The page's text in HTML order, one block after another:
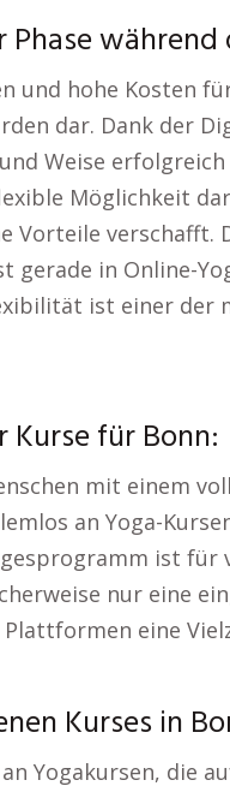
während
und hohe Kosten
dar. Dank der
Weise
Möglichkeit
Vorteile verschafft.
gerade in Online-
ist einer der
für Bonn:
mit einem
an Yoga-
ist für
nur eine
eine
Kurses in
Yogakursen, die